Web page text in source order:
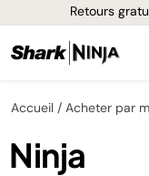
Retours
Accueil Acheter par
Ninja